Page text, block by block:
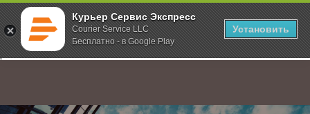
Курьер Сервис Экспресс
Courier Service LLC
Бесплатно - в Google Play
Установить
;
Главная О компании Новости КСЭ - информационный спонсор